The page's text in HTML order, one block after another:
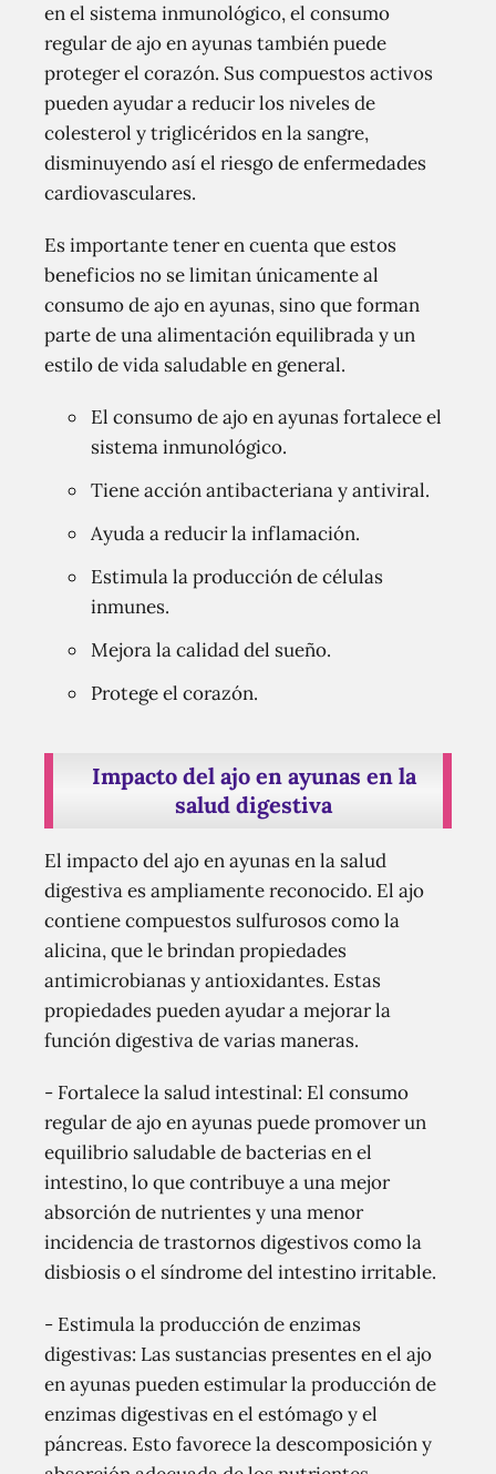
en el sistema inmunológico, el consumo
regular de ajo en ayunas también puede
proteger el corazón. Sus compuestos activos
pueden ayudar a reducir los niveles de
colesterol y triglicéridos en la sangre,
disminuyendo así el riesgo de enfermedades
cardiovasculares.
Es importante tener en cuenta que estos
beneficios no se limitan únicamente al
consumo de ajo en ayunas, sino que forman
parte de una alimentación equilibrada y un
estilo de vida saludable en general.
El consumo de ajo en ayunas fortalece el
sistema inmunológico.
Tiene acción antibacteriana y antiviral.
Ayuda a reducir la inflamación.
Estimula la producción de células
inmunes.
Mejora la calidad del sueño.
Protege el corazón.
Impacto del ajo en ayunas en la
salud digestiva
El impacto del ajo en ayunas en la salud
digestiva es ampliamente reconocido. El ajo
contiene compuestos sulfurosos como la
alicina, que le brindan propiedades
antimicrobianas y antioxidantes. Estas
propiedades pueden ayudar a mejorar la
función digestiva de varias maneras.
- Fortalece la salud intestinal: El consumo
regular de ajo en ayunas puede promover un
equilibrio saludable de bacterias en el
intestino, lo que contribuye a una mejor
absorción de nutrientes y una menor
incidencia de trastornos digestivos como la
disbiosis o el síndrome del intestino irritable.
- Estimula la producción de enzimas
digestivas: Las sustancias presentes en el ajo
en ayunas pueden estimular la producción de
enzimas digestivas en el estómago y el
páncreas. Esto favorece la descomposición y